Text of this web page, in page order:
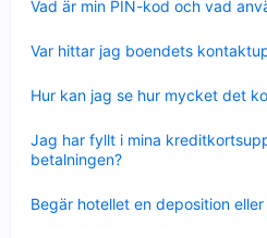
Vad är min PIN-kod och vad
mindre
Var hittar jag boendets
mindre
Hur kan jag se hur mycket det
mindre
Jag har fyllt i mina
betalningen?
mindre
Begär hotellet en deposition
mindre